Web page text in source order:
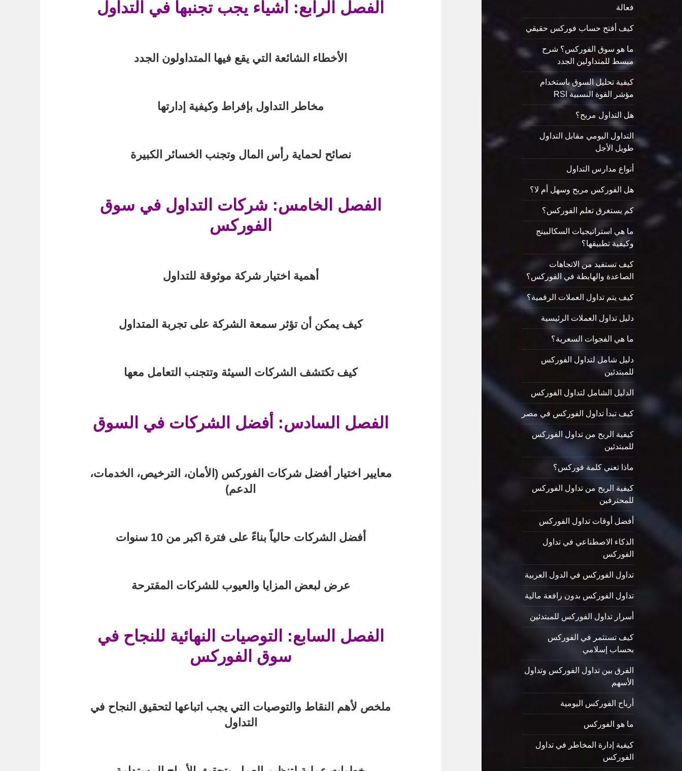
فعالة
كيف أفتح حساب فوركس حقيقي
ما هو سوق الفوركس؟ شرح
مبسط للمتداولين الجدد
كيفية تحليل السوق باستخدام
مؤشر القوة النسبية RSI
هل التداول مربح؟
التداول اليومي مقابل التداول
طويل الأجل
أنواع مدارس التداول
هل الفوركس مربح وسهل أم لا؟
كم يستغرق تعلم الفوركس؟
ما هي استراتيجيات السكالبينج
وكيفية تطبيقها؟
كيف تستفيد من الاتجاهات
الصاعدة والهابطة في الفوركس؟
كيف يتم تداول العملات الرقمية؟
دليل تداول العملات الرئيسية
ما هي الفجوات السعرية؟
دليل شامل لتداول الفوركس
للمبتدئين
الدليل الشامل لتداول الفوركس
كيف تبدأ تداول الفوركس في مصر
كيفية الربح من تداول الفوركس
للمبتدئين
ماذا تعني كلمة فوركس؟
كيفية الربح من تداول الفوركس
للمحترفين
أفضل أوقات تداول الفوركس
الذكاء الاصطناعي في تداول
الفوركس
تداول الفوركس في الدول العربية
تداول الفوركس بدون رافعة مالية
أسرار تداول الفوركس للمبتدئين
كيف تستثمر في الفوركس
بحساب إسلامي
الفرق بين تداول الفوركس وتداول
الأسهم
أرباح الفوركس اليومية
ما هو الفوركس
كيفية إدارة المخاطر في تداول
الفوركس
الفصل الرابع: أشياء يجب تجنبها في التداول
الأخطاء الشائعة التي يقع فيها المتداولون الجدد
مخاطر التداول بإفراط وكيفية إدارتها
نصائح لحماية رأس المال وتجنب الخسائر الكبيرة
الفصل الخامس: شركات التداول في سوق
الفوركس
أهمية اختيار شركة موثوقة للتداول
كيف يمكن أن تؤثر سمعة الشركة على تجربة المتداول
كيف تكتشف الشركات السيئة وتتجنب التعامل معها
الفصل السادس: أفضل الشركات في السوق
معايير اختيار أفضل شركات الفوركس (الأمان، الترخيص، الخدمات،
الدعم)
أفضل الشركات حالياً بناءً على فترة اكبر من 10 سنوات
عرض لبعض المزايا والعيوب للشركات المقترحة
الفصل السابع: التوصيات النهائية للنجاح في
سوق الفوركس
ملخص لأهم النقاط والتوصيات التي يجب اتباعها لتحقيق النجاح في
التداول